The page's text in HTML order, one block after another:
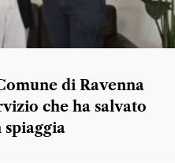
di Ravenna
che ha salvato